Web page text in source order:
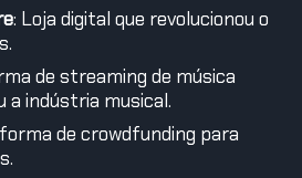
: Loja digital que revolucionou o
de streaming de música
indústria musical.
de crowdfunding para